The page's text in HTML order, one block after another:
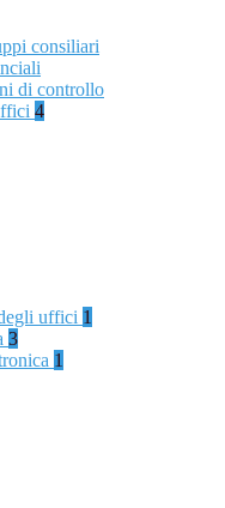
consiliari
di controllo
4
uffici 1
3
1